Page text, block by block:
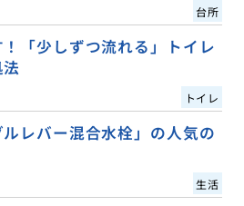
台所
「少しずつ流れる」トイレ
トイレ
レバー混合水栓」の人気の
生活